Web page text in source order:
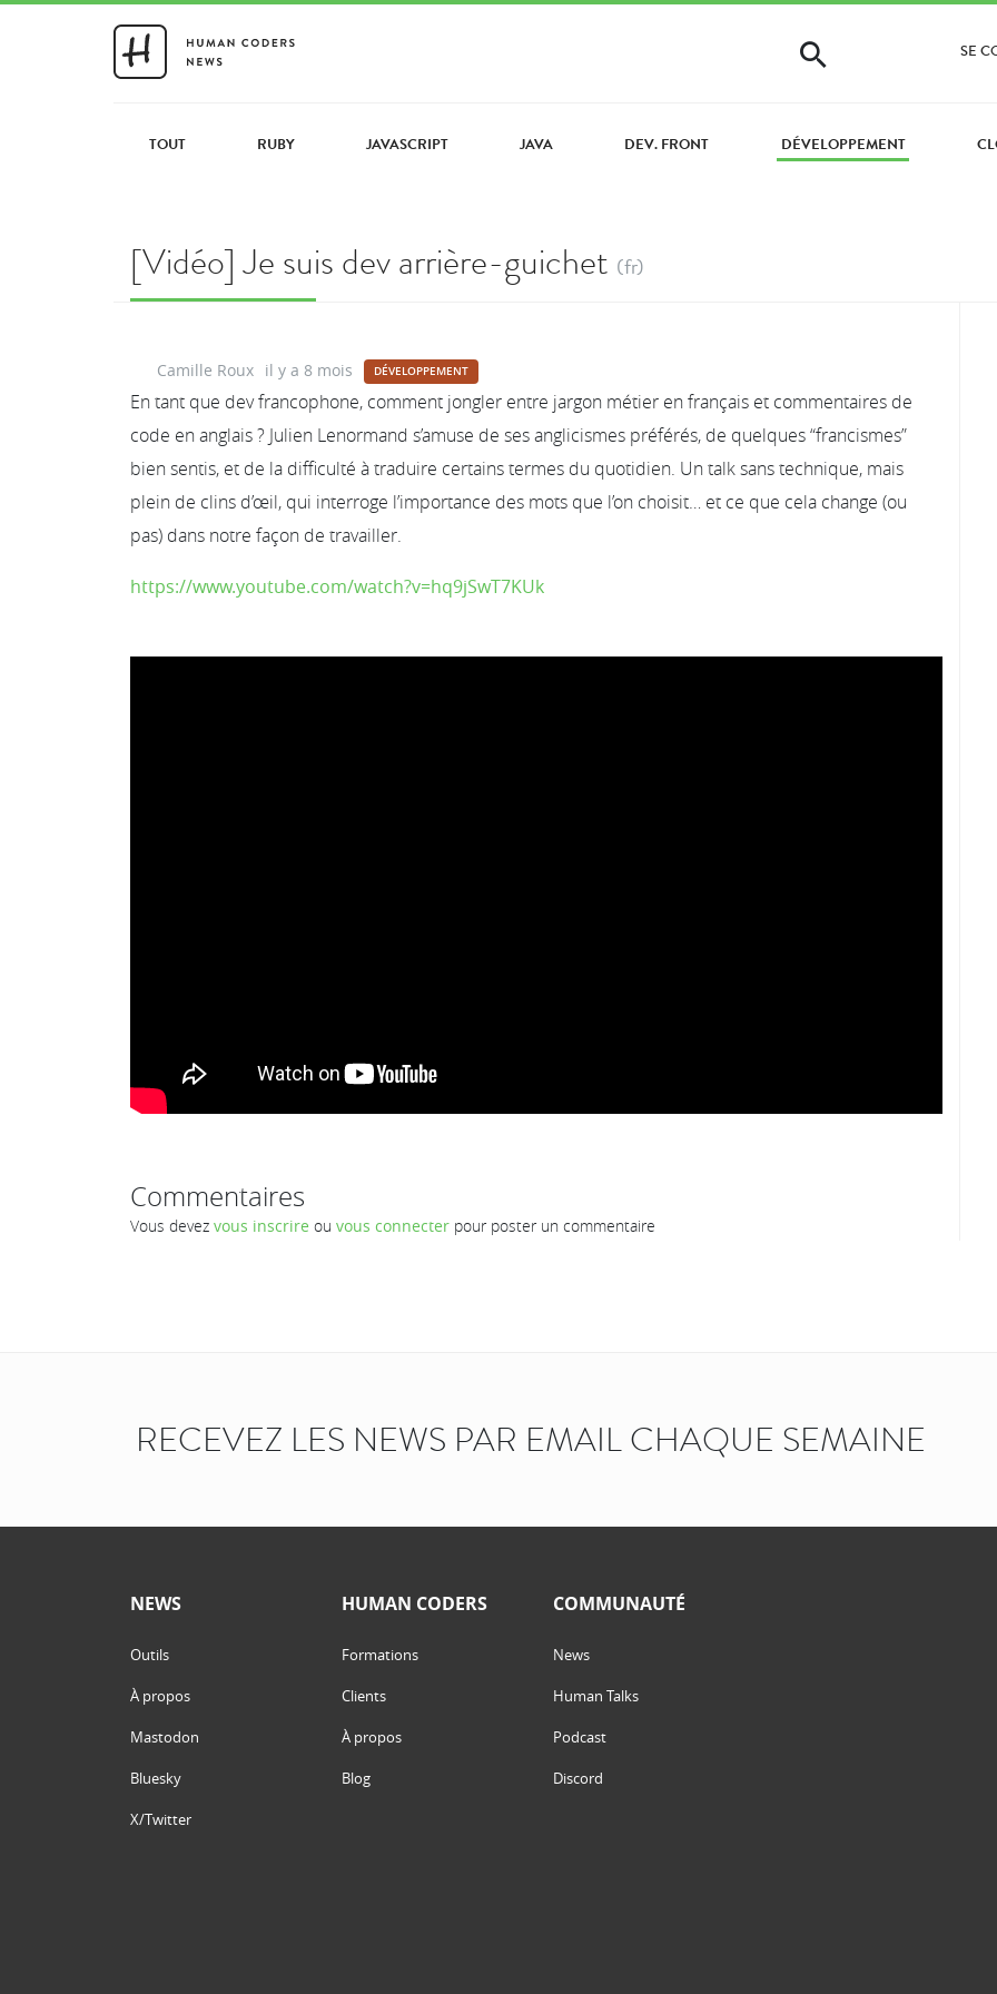
SE
TOUT RUBY JAVASCRIPT JAVA DEV. FRONT DÉVELOPPEMENT
[Vidéo] Je suis dev arrière-guichet (fr)
Camille Roux il y a 8 mois DÉVELOPPEMENT
En tant que dev francophone, comment jongler entre jargon métier en français et commentaires de
code en anglais ? Julien Lenormand s’amuse de ses anglicismes préférés, de quelques “francismes”
bien sentis, et de la difficulté à traduire certains termes du quotidien. Un talk sans technique, mais
plein de clins d’œil, qui interroge l’importance des mots que l’on choisit… et ce que cela change (ou
pas) dans notre façon de travailler.
https://www.youtube.com/watch?v=hq9jSwT7KUk
Commentaires
Vous devez vous inscrire ou vous connecter pour poster un commentaire
RECEVEZ LES NEWS PAR EMAIL CHAQUE SEMAINE
NEWS
Outils
À propos
Mastodon
Bluesky
X/Twitter
HUMAN CODERS
Formations
Clients
À propos
Blog
COMMUNAUTÉ
News
Human Talks
Podcast
Discord